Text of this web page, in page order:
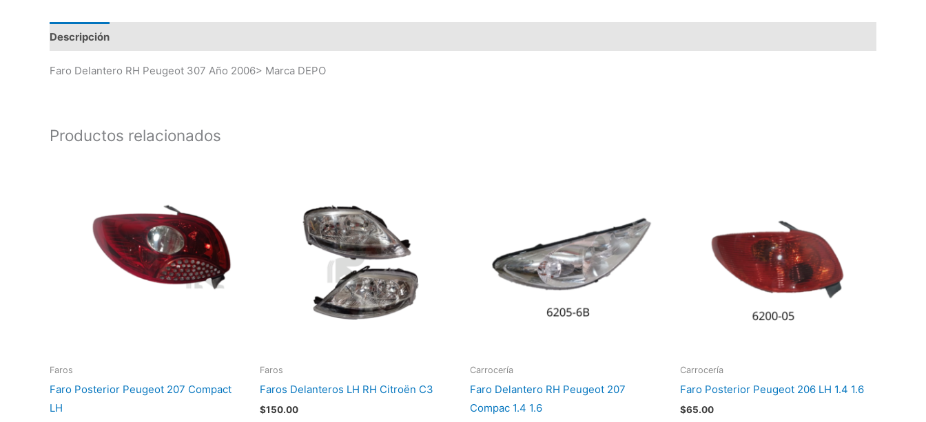
Descripción
Faro Delantero RH Peugeot 307 Año 2006> Marca DEPO
Productos relacionados
Faros
Faro Posterior Peugeot 207 Compact
LH
Faros
Faros Delanteros LH RH Citroën C3
$150.00
Carrocería
Faro Delantero RH Peugeot 207
Compac 1.4 1.6
Carrocería
Faro Posterior Peugeot 206 LH 1.4 1.6
$65.00